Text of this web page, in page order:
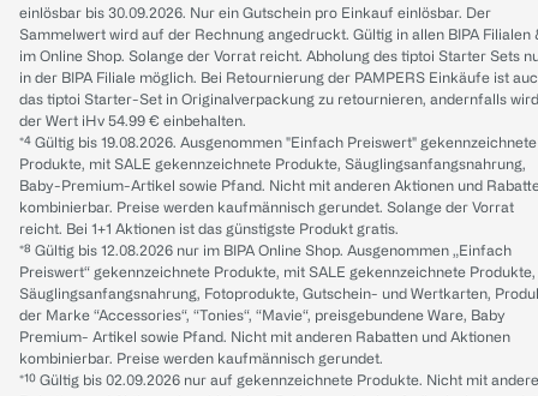
einlösbar bis 30.09.2026. Nur ein Gutschein pro Einkauf einlösbar. Der
Sammelwert wird auf der Rechnung angedruckt. Gültig in allen BIPA Filialen
im Online Shop. Solange der Vorrat reicht. Abholung des tiptoi Starter Sets
in der BIPA Filiale möglich. Bei Retournierung der PAMPERS Einkäufe ist
das tiptoi Starter-Set in Originalverpackung zu retournieren, andernfalls wird
der Wert iHv 54.99 € einbehalten.
*⁴ Gültig bis 19.08.2026. Ausgenommen "Einfach Preiswert" gekennzeichnete
Produkte, mit SALE gekennzeichnete Produkte, Säuglingsanfangsnahrung,
Baby-Premium-Artikel sowie Pfand. Nicht mit anderen Aktionen und
kombinierbar. Preise werden kaufmännisch gerundet. Solange der Vorrat
reicht. Bei 1+1 Aktionen ist das günstigste Produkt gratis.
*⁸ Gültig bis 12.08.2026 nur im BIPA Online Shop. Ausgenommen „Einfach
Preiswert“ gekennzeichnete Produkte, mit SALE gekennzeichnete Produkte,
Säuglingsanfangsnahrung, Fotoprodukte, Gutschein- und Wertkarten,
der Marke “Accessories“, “Tonies“, “Mavie“, preisgebundene Ware, Baby
Premium- Artikel sowie Pfand. Nicht mit anderen Rabatten und Aktionen
kombinierbar. Preise werden kaufmännisch gerundet.
*¹⁰ Gültig bis 02.09.2026 nur auf gekennzeichnete Produkte. Nicht mit